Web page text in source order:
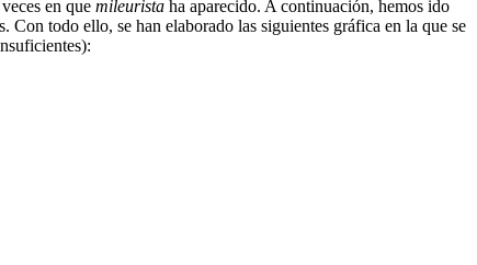
en que mileurista ha aparecido. A continuación, hemos ido
Con todo ello, se han elaborado las siguientes gráfica en la que se